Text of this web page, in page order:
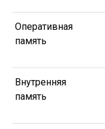
Оперативная
память
Внутренняя
память